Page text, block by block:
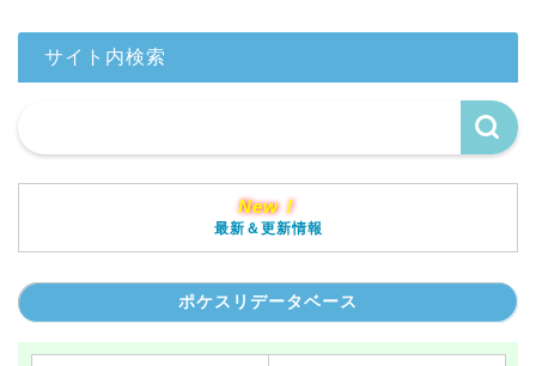
サイト内検索
New！
最新＆更新情報
ポケスリデータベース